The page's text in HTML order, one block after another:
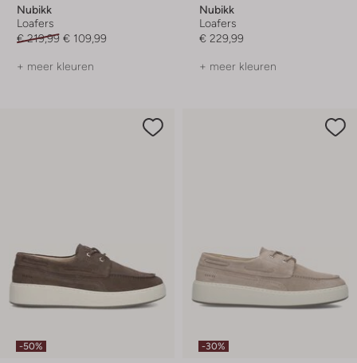
Nubikk
Loafers
€ 219,99 € 109,99
+ meer kleuren
Nubikk
Loafers
€ 229,99
+ meer kleuren
-50% -30%